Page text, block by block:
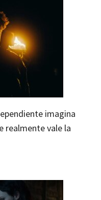
imagina
realmente vale la